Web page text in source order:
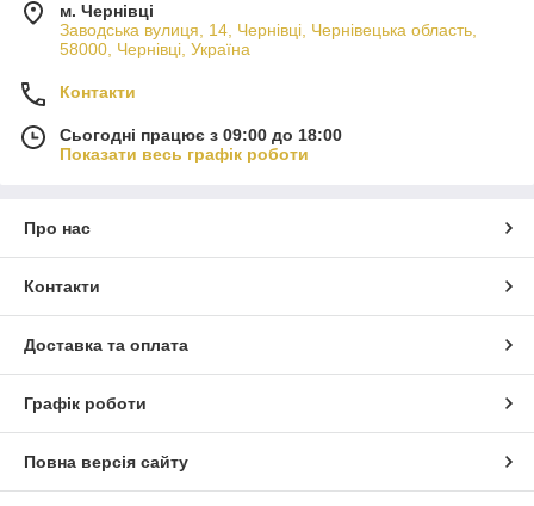
м. Чернівці
Заводська вулиця, 14, Чернівці, Чернівецька область,
58000, Чернівці, Україна
Контакти
Сьогодні працює з 09:00 до 18:00
Показати весь графік роботи
Про нас
Контакти
Доставка та оплата
Графік роботи
Повна версія сайту